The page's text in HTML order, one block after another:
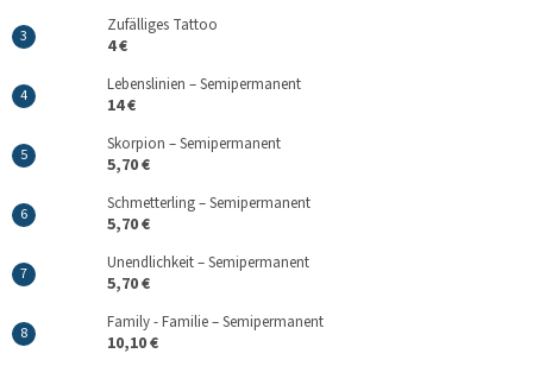
Zufälliges Tattoo
4 €
Lebenslinien – Semipermanent
14 €
Skorpion – Semipermanent
5,70 €
Schmetterling – Semipermanent
5,70 €
Unendlichkeit – Semipermanent
5,70 €
Family - Familie – Semipermanent
10,10 €